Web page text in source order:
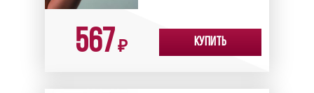
567₽ Купить